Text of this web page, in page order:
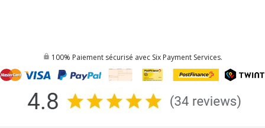
100% Paiement sécurisé avec Six Payment Services.